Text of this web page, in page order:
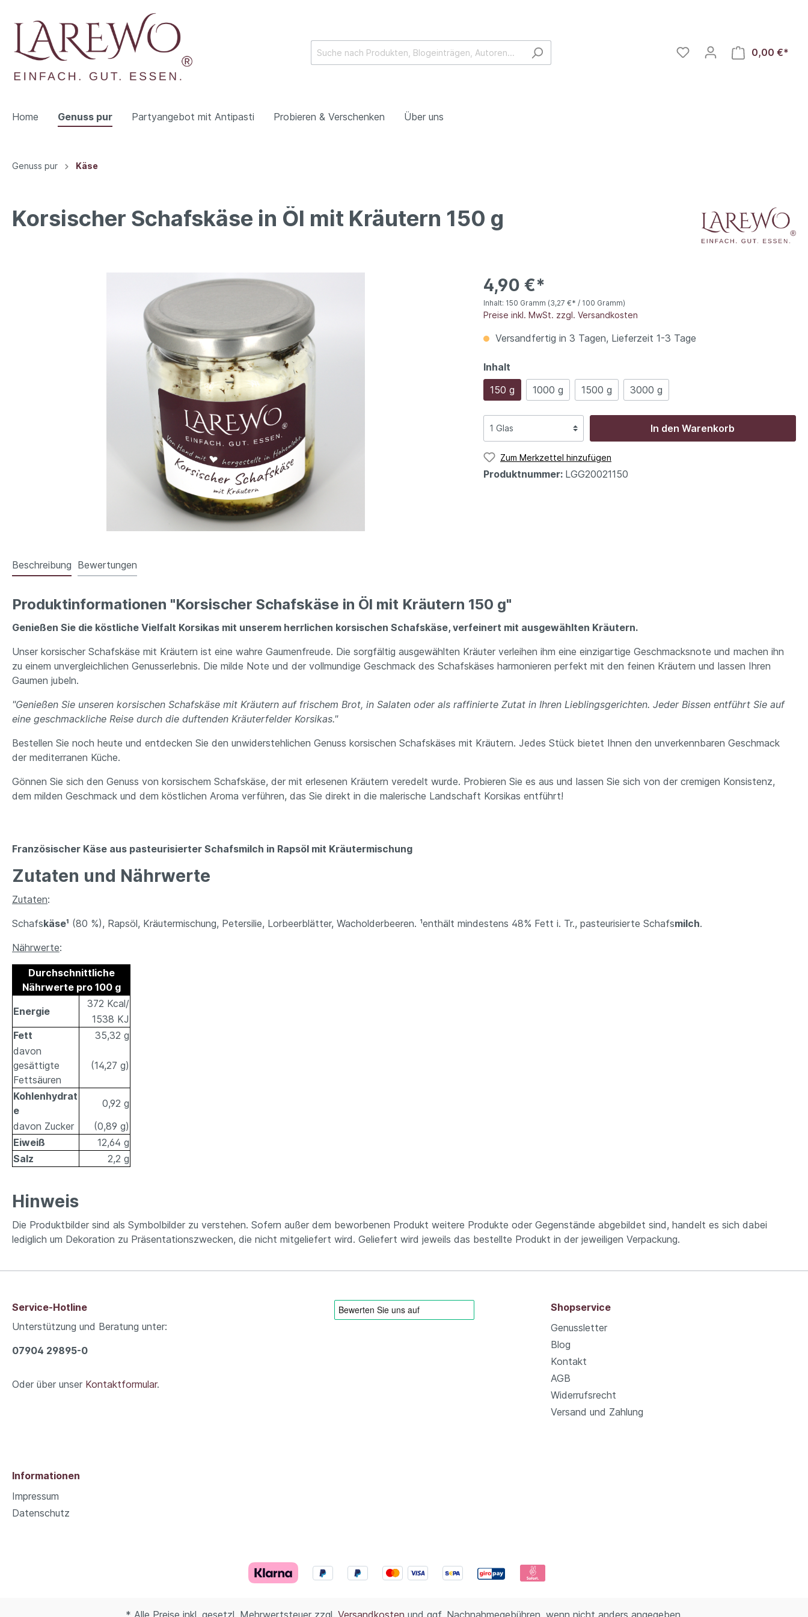
0,00 €*
Home Genuss pur Partyangebot mit Antipasti Probieren & Verschenken Über uns
Zur Kategorie Genuss pur
Roséweine
Vegan genießen
Südtirol schmeckt!
Zur Kategorie Über uns
Genuss pur Käse
Korsischer Schafskäse in Öl mit Kräutern 150 g
4,90 €*
Inhalt: 150 Gramm (3,27 €* / 100 Gramm)
Preise inkl. MwSt. zzgl. Versandkosten
Versandfertig in 3 Tagen, Lieferzeit 1-3 Tage
Inhalt
150 g
1000 g 1500 g 3000 g
In den Warenkorb
Zum Merkzettel hinzufügen
Produktnummer: LGG20021150
Beschreibung Bewertungen
Produktinformationen "Korsischer Schafskäse in Öl mit Kräutern 150 g"
Genießen Sie die köstliche Vielfalt Korsikas mit unserem herrlichen korsischen Schafskäse, verfeinert mit ausgewählten Kräutern.
Unser korsischer Schafskäse mit Kräutern ist eine wahre Gaumenfreude. Die sorgfältig ausgewählten Kräuter verleihen ihm eine einzigartige Geschmacksnote und machen ihn
zu einem unvergleichlichen Genusserlebnis. Die milde Note und der vollmundige Geschmack des Schafskäses harmonieren perfekt mit den feinen Kräutern und lassen Ihren
Gaumen jubeln.
"Genießen Sie unseren korsischen Schafskäse mit Kräutern auf frischem Brot, in Salaten oder als raffinierte Zutat in Ihren Lieblingsgerichten. Jeder Bissen entführt Sie auf
eine geschmackliche Reise durch die duftenden Kräuterfelder Korsikas."
Bestellen Sie noch heute und entdecken Sie den unwiderstehlichen Genuss korsischen Schafskäses mit Kräutern. Jedes Stück bietet Ihnen den unverkennbaren Geschmack
der mediterranen Küche.
Gönnen Sie sich den Genuss von korsischem Schafskäse, der mit erlesenen Kräutern veredelt wurde. Probieren Sie es aus und lassen Sie sich von der cremigen Konsistenz,
dem milden Geschmack und dem köstlichen Aroma verführen, das Sie direkt in die malerische Landschaft Korsikas entführt!
Französischer Käse aus pasteurisierter Schafsmilch in Rapsöl mit Kräutermischung
Zutaten und Nährwerte
Zutaten:
Schafskäse¹ (80 %), Rapsöl, Kräutermischung, Petersilie, Lorbeerblätter, Wacholderbeeren. ¹enthält mindestens 48% Fett i. Tr., pasteurisierte Schafsmilch.
Nährwerte:
Durchschnittliche
Nährwerte pro 100 g
Energie
372 Kcal/
1538 KJ
Fett
35,32 g
davon
gesättigte
Fettsäuren
(14,27 g)
Kohlenhydrat
e
0,92 g
davon Zucker
(0,89 g)
Eiweiß
12,64 g
Salz
2,2 g
Hinweis
Die Produktbilder sind als Symbolbilder zu verstehen. Sofern außer dem beworbenen Produkt weitere Produkte oder Gegenstände abgebildet sind, handelt es sich dabei
lediglich um Dekoration zu Präsentationszwecken, die nicht mitgeliefert wird. Geliefert wird jeweils das bestellte Produkt in der jeweiligen Verpackung.
Service-Hotline
Unterstützung und Beratung unter:
07904 29895-0
Oder über unser Kontaktformular.
Shopservice
Genussletter
Blog
Kontakt
AGB
Widerrufsrecht
Versand und Zahlung
Informationen
Impressum
Datenschutz